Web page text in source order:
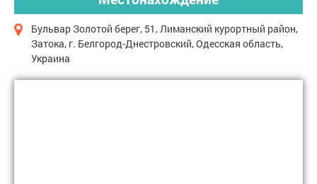
Бульвар Золотой берег, 51, Лиманский курортный район,
Затока, г. Белгород-Днестровский, Одесская область,
Украина